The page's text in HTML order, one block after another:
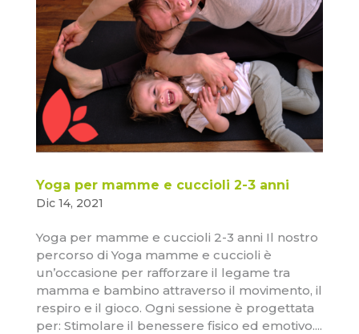
Yoga per mamme e cuccioli 2-3 anni
Dic 14, 2021
Yoga per mamme e cuccioli 2-3 anni Il nostro
percorso di Yoga mamme e cuccioli è
un’occasione per rafforzare il legame tra
mamma e bambino attraverso il movimento, il
respiro e il gioco. Ogni sessione è progettata
per: Stimolare il benessere fisico ed emotivo....